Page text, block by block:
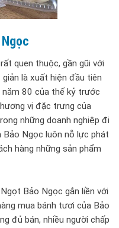
quen thuộc, gần gũi với
là xuất hiện đầu tiên
80 của thế kỷ trước
vị đặc trưng của
những doanh nghiệp đi
Ngọc luôn nỗ lực phát
hàng những sản phẩm
Bảo Ngọc gắn liền với
mua bánh tươi của Bảo
đủ bán, nhiều người chấp